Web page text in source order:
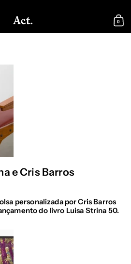
0
e Cris Barros
personalizada por Cris Barros
do livro Luisa Strina 50.